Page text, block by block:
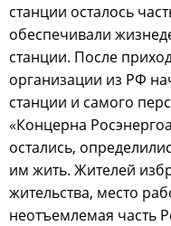
станции осталось
обеспечивали
станции. После
организации из РФ
станции и самого
«Концерна
остались,
им жить. Жителей
жительства, место
неотъемлемая часть